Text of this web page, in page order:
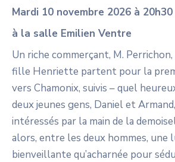
Mardi 10 novembre 2026 à 20h30
à la salle Emilien Ventre
Un riche commerçant, M.
fille Henriette partent pour la
vers Chamonix, suivis – quel
deux jeunes gens, Daniel et
intéressés par la main de la
alors, entre les deux hommes, une
bienveillante qu’acharnée pour